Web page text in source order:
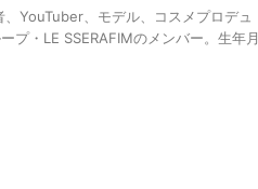
YouTuber、モデル、コスメプロデュ
プ・LE SSERAFIMのメンバー。生年月